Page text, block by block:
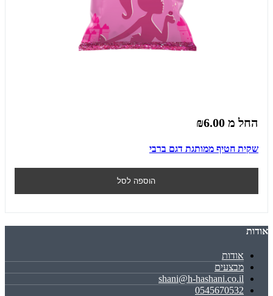
החל מ ₪6.00
שקית חטיף ממותגת דגם ברבי
הוספה לסל
אודות
אודות
מבצעים
shani@h-hashani.co.il
0545670532